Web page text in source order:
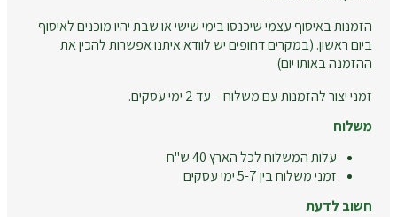
הזמנות באיסוף עצמי שיכנסו בימי שישי או שבת יהיו מוכנים לאיסוף
ביום ראשון. (במקרים דחופים יש לוודא איתנו אפשרות להכין את
ההזמנה באותו יום)
זמני יצור להזמנות עם משלוח – עד 2 ימי עסקים.
משלוח
עלות המשלוח לכל הארץ 40 ש"ח
זמני משלוח בין 5-7 ימי עסקים
חשוב לדעת